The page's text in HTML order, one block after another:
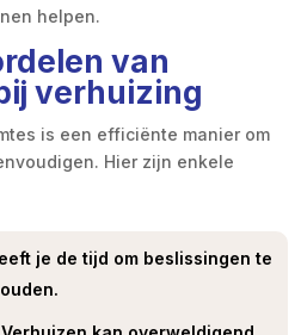
helpen.
van
verhuizing
is een efficiënte manier om
Hier zijn enkele
je de tijd om beslissingen te